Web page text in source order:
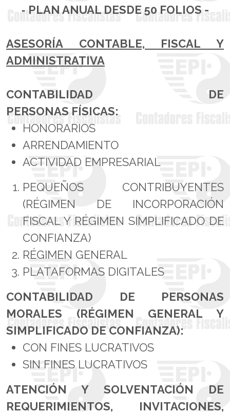
- PLAN ANUAL DESDE 50 FOLIOS -
ASESORÍA CONTABLE, FISCAL Y
ADMINISTRATIVA
CONTABILIDAD DE
PERSONAS FÍSICAS:
HONORARIOS
ARRENDAMIENTO
ACTIVIDAD EMPRESARIAL
PEQUEÑOS CONTRIBUYENTES
(RÉGIMEN DE INCORPORACIÓN
FISCAL Y RÉGIMEN SIMPLIFICADO DE
CONFIANZA)
RÉGIMEN GENERAL
PLATAFORMAS DIGITALES
CONTABILIDAD DE PERSONAS
MORALES (RÉGIMEN GENERAL Y
SIMPLIFICADO DE CONFIANZA):
CON FINES LUCRATIVOS
SIN FINES LUCRATIVOS
ATENCIÓN Y SOLVENTACIÓN DE
REQUERIMIENTOS, INVITACIONES,